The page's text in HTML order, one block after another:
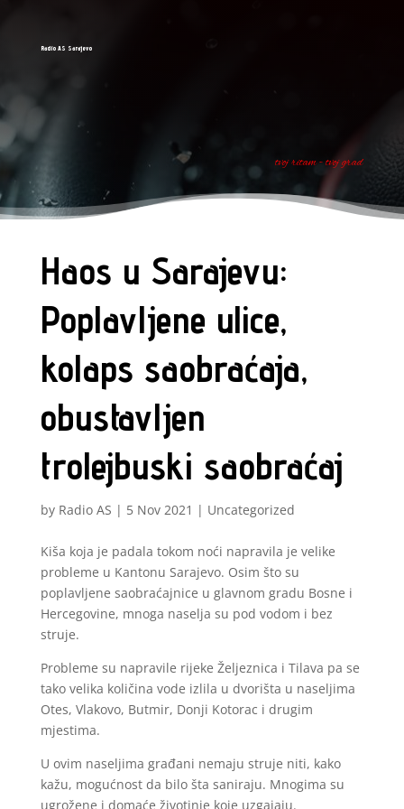
Radio AS Sarajevo
tvoj ritam - tvoj grad
Haos u Sarajevu:
Poplavljene ulice,
kolaps saobraćaja,
obustavljen
trolejbuski saobraćaj
by Radio AS | 5 Nov 2021 | Uncategorized
Kiša koja je padala tokom noći napravila je velike
probleme u Kantonu Sarajevo. Osim što su
poplavljene saobraćajnice u glavnom gradu Bosne i
Hercegovine, mnoga naselja su pod vodom i bez
struje.
Probleme su napravile rijeke Željeznica i Tilava pa se
tako velika količina vode izlila u dvorišta u naseljima
Otes, Vlakovo, Butmir, Donji Kotorac i drugim
mjestima.
U ovim naseljima građani nemaju struje niti, kako
kažu, mogućnost da bilo šta saniraju. Mnogima su
ugrožene i domaće životinje koje uzgajaju.